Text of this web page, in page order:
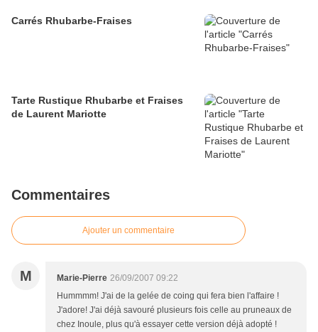
Carrés Rhubarbe-Fraises
Tarte Rustique Rhubarbe et Fraises
de Laurent Mariotte
Commentaires
Ajouter un commentaire
M Marie-Pierre 26/09/2007 09:22
Hummmm! J'ai de la gelée de coing qui fera bien l'affaire !
J'adore! J'ai déjà savouré plusieurs fois celle au pruneaux de
chez Inoule, plus qu'à essayer cette version déjà adopté !